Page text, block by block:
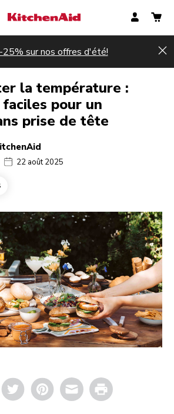
25% sur nos offres d'été!
la température :
pour un
prise de tête
22 août 2025
Email Print